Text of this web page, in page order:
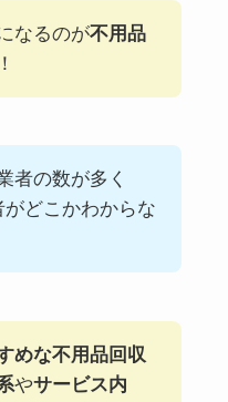
なるのが不用品
者の数が多く
どこかわからな
めな不用品回収
やサービス内